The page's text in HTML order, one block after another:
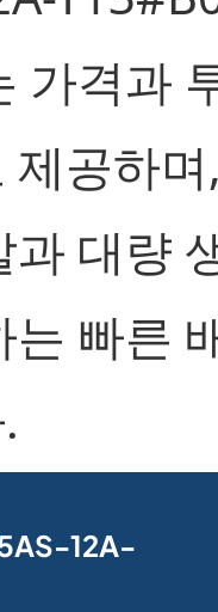
가격과
제공하
과 대량
는 빠른
12A-